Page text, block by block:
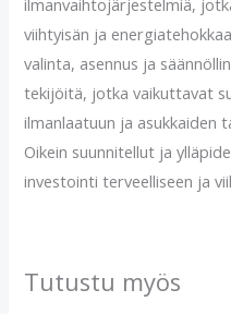
ilmanvaihtojärjestelmiä,
viihtyisän ja
valinta, asennus ja
tekijöitä, jotka vaikuttavat
ilmanlaatuun ja asukkaiden
Oikein suunnitellut ja
investointi terveelliseen ja
Tutustu myös